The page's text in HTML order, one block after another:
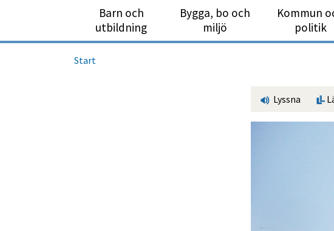
Barn och
utbild­ning
Bygga, bo och
miljö
Kommun
politik
Start
Lyssna